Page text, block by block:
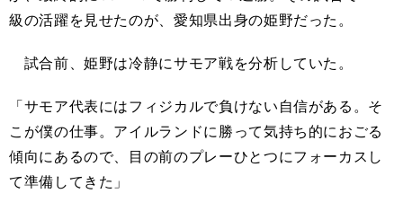
級の活躍を見せたのが、愛知県出身の姫野だった。
試合前、姫野は冷静にサモア戦を分析していた。
「サモア代表にはフィジカルで負けない自信がある。そ
こが僕の仕事。アイルランドに勝って気持ち的におごる
傾向にあるので、目の前のプレーひとつにフォーカスし
て準備してきた」